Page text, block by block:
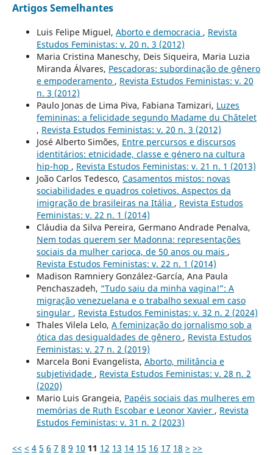
Artigos Semelhantes
Luis Felipe Miguel, Aborto e democracia , Revista
Estudos Feministas: v. 20 n. 3 (2012)
Maria Cristina Maneschy, Deis Siqueira, Maria Luzia
Miranda Álvares, Pescadoras: subordinação de gênero
e empoderamento , Revista Estudos Feministas: v. 20
n. 3 (2012)
Paulo Jonas de Lima Piva, Fabiana Tamizari, Luzes
femininas: a felicidade segundo Madame du Châtelet
, Revista Estudos Feministas: v. 20 n. 3 (2012)
José Alberto Simões, Entre percursos e discursos
identitários: etnicidade, classe e género na cultura
hip-hop , Revista Estudos Feministas: v. 21 n. 1 (2013)
João Carlos Tedesco, Casamentos mistos: novas
sociabilidades e quadros coletivos. Aspectos da
imigração de brasileiras na Itália , Revista Estudos
Feministas: v. 22 n. 1 (2014)
Cláudia da Silva Pereira, Germano Andrade Penalva,
Nem todas querem ser Madonna: representações
sociais da mulher carioca, de 50 anos ou mais ,
Revista Estudos Feministas: v. 22 n. 1 (2014)
Madison Ramniery González-García, Ana Paula
Penchaszadeh, “Tudo saiu da minha vagina!”: A
migração venezuelana e o trabalho sexual em caso
singular , Revista Estudos Feministas: v. 32 n. 2 (2024)
Thales Vilela Lelo, A feminização do jornalismo sob a
ótica das desigualdades de gênero , Revista Estudos
Feministas: v. 27 n. 2 (2019)
Marcela Boni Evangelista, Aborto, militância e
subjetividade , Revista Estudos Feministas: v. 28 n. 2
(2020)
Mario Luis Grangeia, Papéis sociais das mulheres em
memórias de Ruth Escobar e Leonor Xavier , Revista
Estudos Feministas: v. 31 n. 2 (2023)
<< < 4 5 6 7 8 9 10 11 12 13 14 15 16 17 18 > >>